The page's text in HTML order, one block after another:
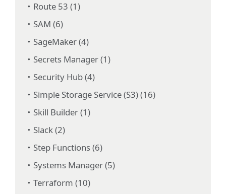
Route 53 (1)
SAM (6)
SageMaker (4)
Secrets Manager (1)
Security Hub (4)
Simple Storage Service (S3) (16)
Skill Builder (1)
Slack (2)
Step Functions (6)
Systems Manager (5)
Terraform (10)